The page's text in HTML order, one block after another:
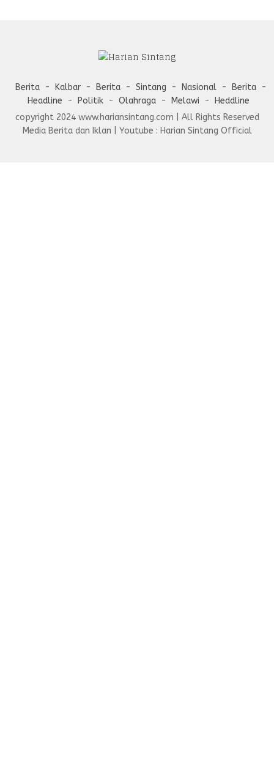
Berita Kalbar Berita Sintang Nasional
Berita
Headline
Politik Olahraga Melawi
Heddline
copyright 2024 www.hariansintang.com | All Rights Reserved
Media Berita dan Iklan | Youtube : Harian Sintang Official